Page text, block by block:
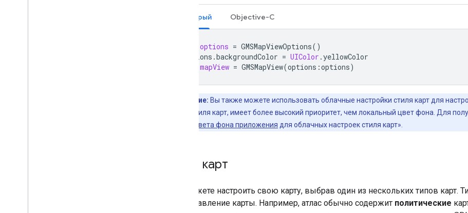
Быстрый Objective-C
options = GMSMapViewOptions()
options .backgroundColor = UIColor .yellowColor
mapView = GMSMapView(options :options)
Примечание: Вы также можете использовать облачные настройки стиля карт для
настройках стиля карт, имеет более высокий приоритет, чем локальный цвет фона. Для
«Изменение цвета фона приложения для облачных настроек стиля карт».
Типы карт
Вы можете настроить свою карту, выбрав один из нескольких типов карт.
представление карты. Например, атлас обычно содержит политические